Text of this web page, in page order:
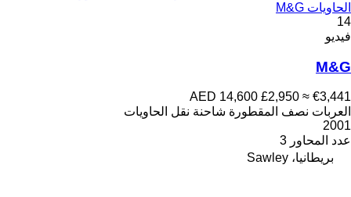
الحاويات M&G
14
فيديو
M&G
AED 14,600 £2,950 ≈ €3,441
العربات نصف المقطورة شاحنة نقل الحاويات
2001
عدد المحاور 3
بريطانيا، Sawley